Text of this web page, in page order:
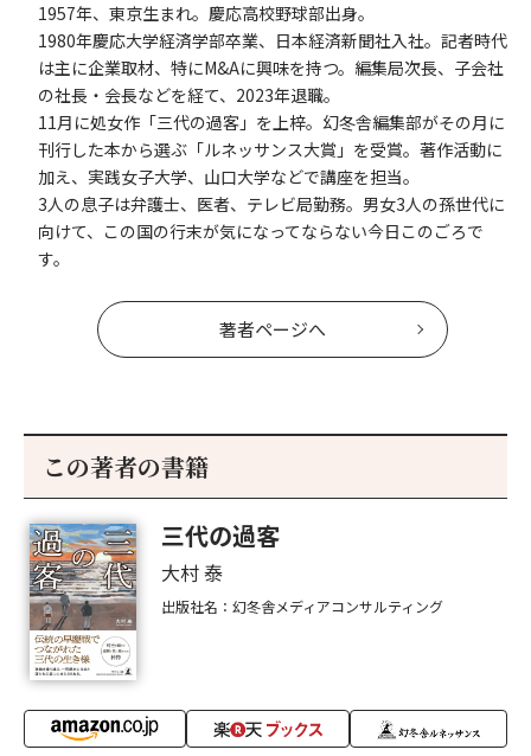
1957年、東京生まれ。慶応高校野球部出身。
1980年慶応大学経済学部卒業、日本経済新聞社入社。記者時代
は主に企業取材、特にM&Aに興味を持つ。編集局次長、子会社
の社長・会長などを経て、2023年退職｡
11月に処女作「三代の過客」を上梓。幻冬舎編集部がその月に
刊行した本から選ぶ「ルネッサンス大賞」を受賞。著作活動に
加え、実践女子大学、山口大学などで講座を担当。
3人の息子は弁護士、医者、テレビ局勤務。男女3人の孫世代に
向けて、この国の行末が気になってならない今日このごろで
す。
著者ページへ
この著者の書籍
三代の過客
大村 泰
出版社名：幻冬舎メディアコンサルティング